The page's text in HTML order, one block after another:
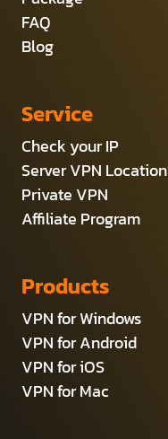
FAQ
Blog
Service
Check your IP
Server VPN Location
Private VPN
Affiliate Program
Products
VPN for Windows
VPN for Android
VPN for iOS
VPN for Mac